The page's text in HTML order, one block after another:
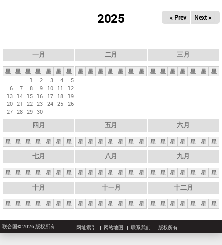
2025 « Prev Next »
一月
星 星 星 星 星 星
星
1
2 3 4
5
6
7 8 9 10 11
12
13 14 15 16 17 18
19
20 21 22 23 24 25 26
27 28 29 30
二月
星 星 星 星 星 星 星
三月
星 星 星 星 星 星 星
四月
星 星 星 星 星 星 星
五月
星 星 星 星 星 星 星
六月
星 星 星 星 星 星 星
七月
星 星 星 星 星 星 星
八月
星 星 星 星 星 星 星
九月
星 星 星 星 星 星 星
十月
星 星 星 星 星 星 星
十一月
星 星 星 星 星 星 星
十二月
星 星 星 星 星 星 星
联合国© 2026 版权所有 网址索引 网站地图 联系我们 版权所有